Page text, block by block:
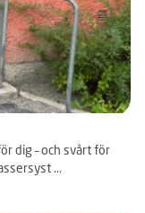
dig – och svårt för
...